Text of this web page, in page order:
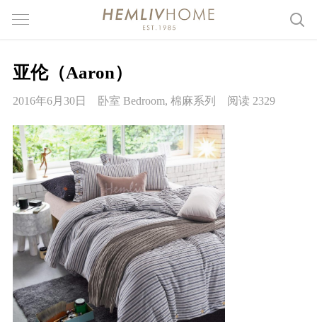
亚伦（Aaron）
2016年6月30日 卧室 Bedroom, 棉麻系列 阅读 2329